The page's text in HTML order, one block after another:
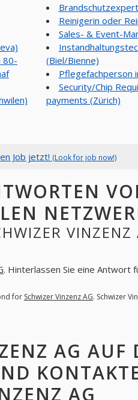
80-
Reinigerin oder
Sales- & Event-
(Biel/Bienne)
Pflegefachperson
Security/Chip
payments (Zürich)
Job jetzt! (Look for job now!)
. Hinterlassen Sie eine Antwort
for Schwizer Vinzenz AG. Schwizer
AG AUF
AG